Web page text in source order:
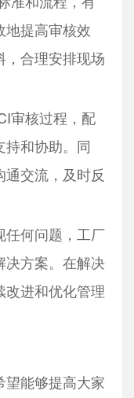
地提高审核效
合理安排现场
审核过程，配
和协助。同
交流，及时反
任何问题，工厂
决方案。在解决
改进和优化管理
能够提高大家